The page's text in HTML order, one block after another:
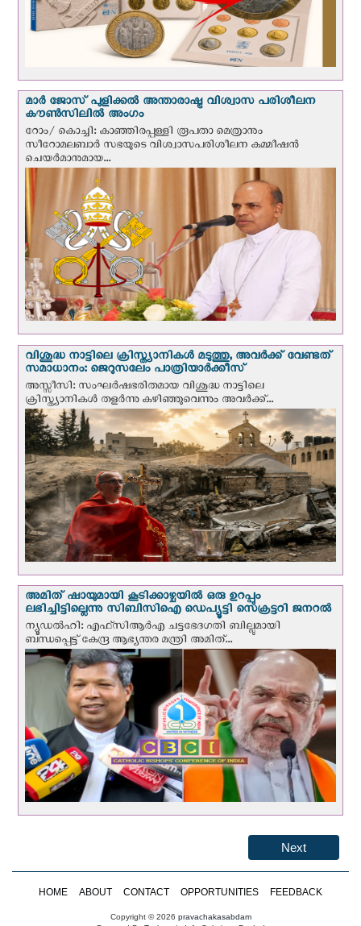
മാർ ജോസ് പുളിക്കൽ അന്താരാഷ്ട്ര വിശ്വാസ പരിശീലന
കൗൺസിലിൽ അംഗം
റോം/ കൊച്ചി: കാഞ്ഞിരപ്പള്ളി രൂപതാ മെത്രാനും
സീറോമലബാർ സഭയുടെ വിശ്വാസപരിശീലന കമ്മീഷൻ
ചെയർമാനുമായ...
വിശുദ്ധ നാട്ടിലെ ക്രിസ്ത്യാനികൾ മടുത്തു, അവർക്ക് വേണ്ടത്
സമാധാനം: ജെറുസലേം പാത്രിയാര്‍ക്കീസ്
അസ്സീസി: സംഘര്‍ഷഭരിതമായ വിശുദ്ധ നാട്ടിലെ
ക്രിസ്ത്യാനികൾ തളര്‍ന്നു കഴിഞ്ഞുവെന്നും അവർക്ക്...
അമിത് ഷായുമായി കൂടിക്കാഴ്ചയില്‍ ഒരു ഉറപ്പും
ലഭിച്ചിട്ടില്ലെന്നു സിബിസിഐ ഡെപ്യൂട്ടി സെക്രട്ടറി ജനറല്‍
ന്യൂഡല്‍ഹി: എഫ്‌സിആര്‍എ ചട്ടഭേദഗതി ബില്ലുമായി
ബന്ധപ്പെട്ട് കേന്ദ്ര ആഭ്യന്തര മന്ത്രി അമിത്...
Next
HOME ABOUT CONTACT OPPORTUNITIES FEEDBACK
Copyright © 2026 pravachakasabdam